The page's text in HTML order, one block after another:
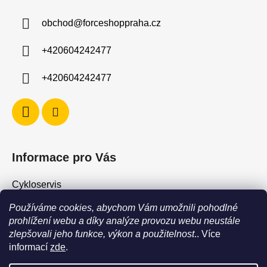
Používáme cookies, abychom Vám umožnili pohodlné
prohlížení webu a díky analýze provozu webu neustále
zlepšovali jeho funkce, výkon a použitelnost.. Více
informací zde.
obchod@forceshoppraha.cz
+420604242477
+420604242477
Informace pro Vás
Cykloservis
Skiservis
Obchodní podmínky
Podmínky ochrany osobních údajů